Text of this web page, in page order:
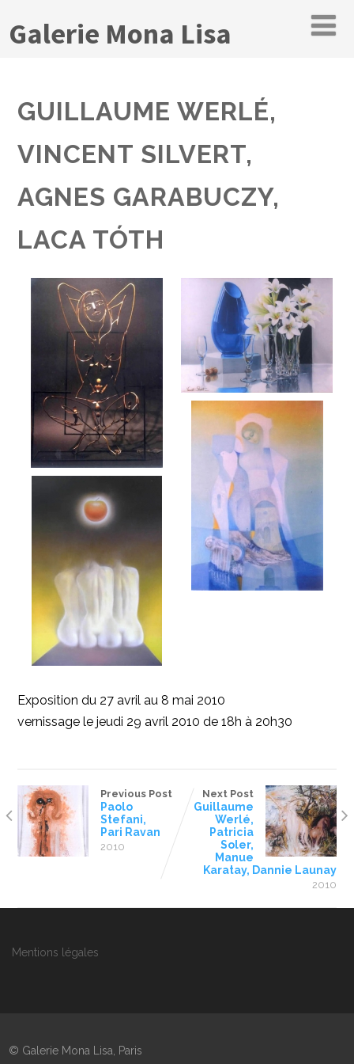
Galerie Mona Lisa
GUILLAUME WERLÉ,
VINCENT SILVERT,
AGNES GARABUCZY,
LACA TÓTH
Exposition du 27 avril au 8 mai 2010
vernissage le jeudi 29 avril 2010 de 18h à 20h30
Previous Post
Paolo
Stefani,
Pari Ravan
2010
Next Post
Guillaume
Werlé,
Patricia
Soler,
Manue
Karatay, Dannie Launay
2010
Mentions légales
© Galerie Mona Lisa, Paris